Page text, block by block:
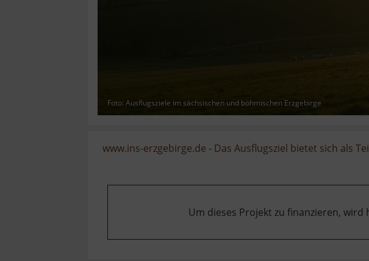
Foto: Ausflugsziele im sächsischen und böhmischen Erzgebirge
www.ins-erzgebirge.de - Das Ausflugsziel bietet sich als
Um dieses Projekt zu finanzieren,